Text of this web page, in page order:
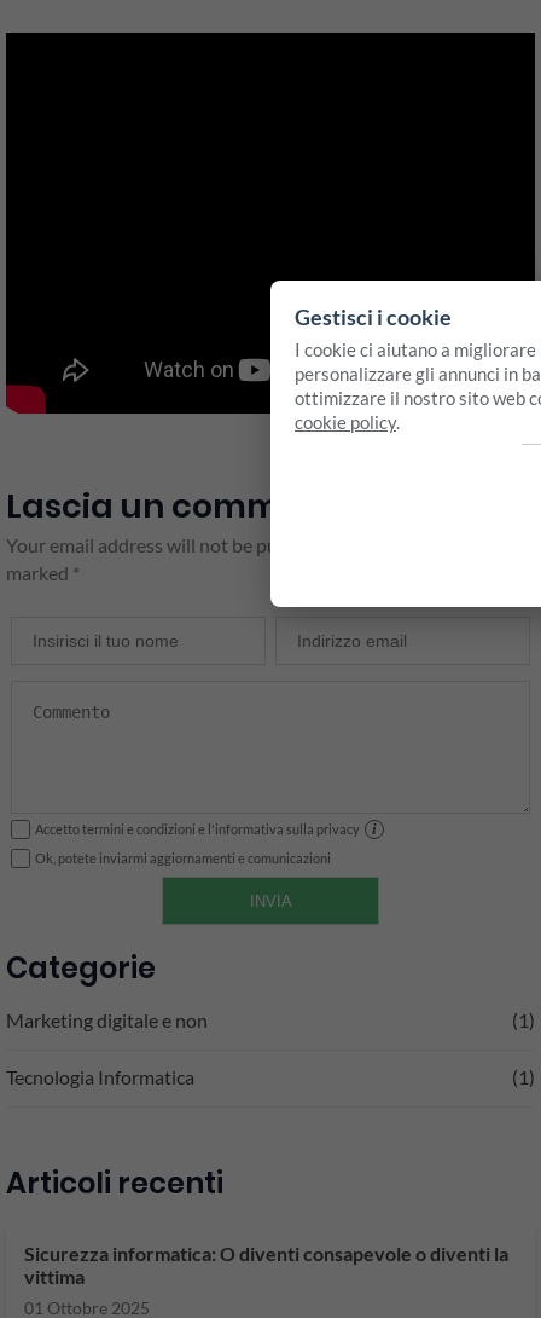
Lascia un commento
Your email address will not be published. Required fields are
marked *
Accetto termini e condizioni e l'informativa sulla privacy i
Ok, potete inviarmi aggiornamenti e comunicazioni
INVIA
Categorie
Marketing digitale e non (1)
Tecnologia Informatica (1)
Articoli recenti
Sicurezza informatica: O diventi consapevole o diventi la
vittima
01 Ottobre 2025
Gestisci i cookie
I cookie ci aiutano a migliorare
personalizzare gli annunci in
ottimizzare il nostro sito web
cookie policy.